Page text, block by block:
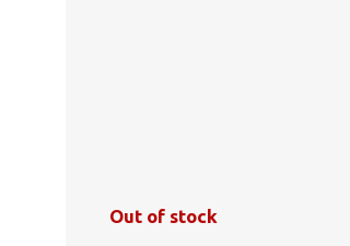
Out of stock